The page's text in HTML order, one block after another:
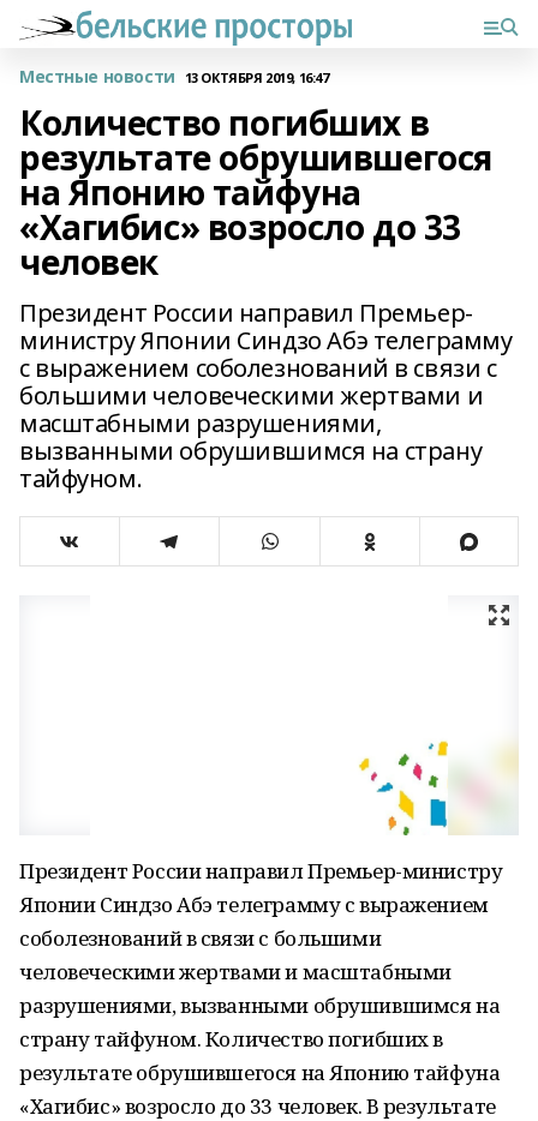
Местные новости 13 ОКТЯБРЯ 2019, 16:47
Количество погибших в
результате обрушившегося
на Японию тайфуна
«Хагибис» возросло до 33
человек
Президент России направил Премьер-
министру Японии Синдзо Абэ телеграмму
с выражением соболезнований в связи с
большими человеческими жертвами и
масштабными разрушениями,
вызванными обрушившимся на страну
тайфуном.
Президент России направил Премьер-министру
Японии Синдзо Абэ телеграмму с выражением
соболезнований в связи с большими
человеческими жертвами и масштабными
разрушениями, вызванными обрушившимся на
страну тайфуном. Количество погибших в
результате обрушившегося на Японию тайфуна
«Хагибис» возросло до 33 человек. В результате